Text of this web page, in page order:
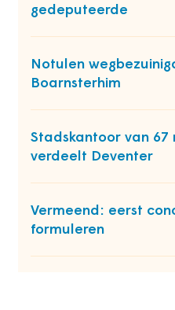
gedeputeerde
Notulen
Boarnsterhim
Stadskantoor van 67
verdeelt Deventer
Vermeend: eerst
formuleren